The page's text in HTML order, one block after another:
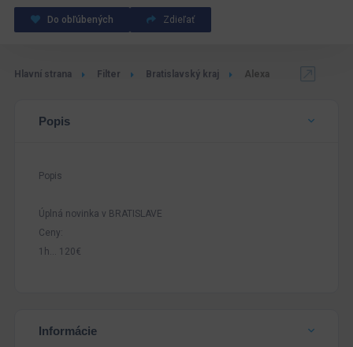
Do obľúbených Zdieľať
Hlavní strana Filter Bratislavský kraj Alexa
Popis
Popis
Úplná novinka v BRATISLAVE
Ceny:
1h... 120€
Informácie